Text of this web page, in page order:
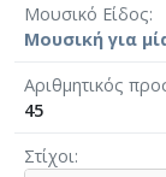
Μουσικό Είδος
Μουσική για
Αριθμητικός
45
Στίχοι